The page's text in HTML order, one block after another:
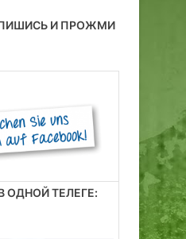
И ПРОЖМИ
ОДНОЙ ТЕЛЕГЕ: